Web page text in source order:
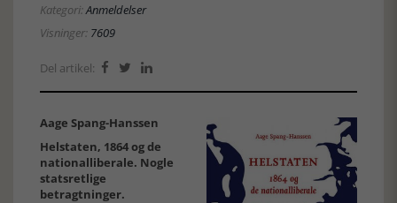
Kategori:Anmeldelser
Visninger: 7609
Del artikel:   
Aage Spang-Hanssen
Helstaten, 1864 og de
nationalliberale. Nogle
statsretlige
betragtninger.